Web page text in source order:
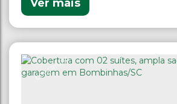
Ver mais
COBERTURA